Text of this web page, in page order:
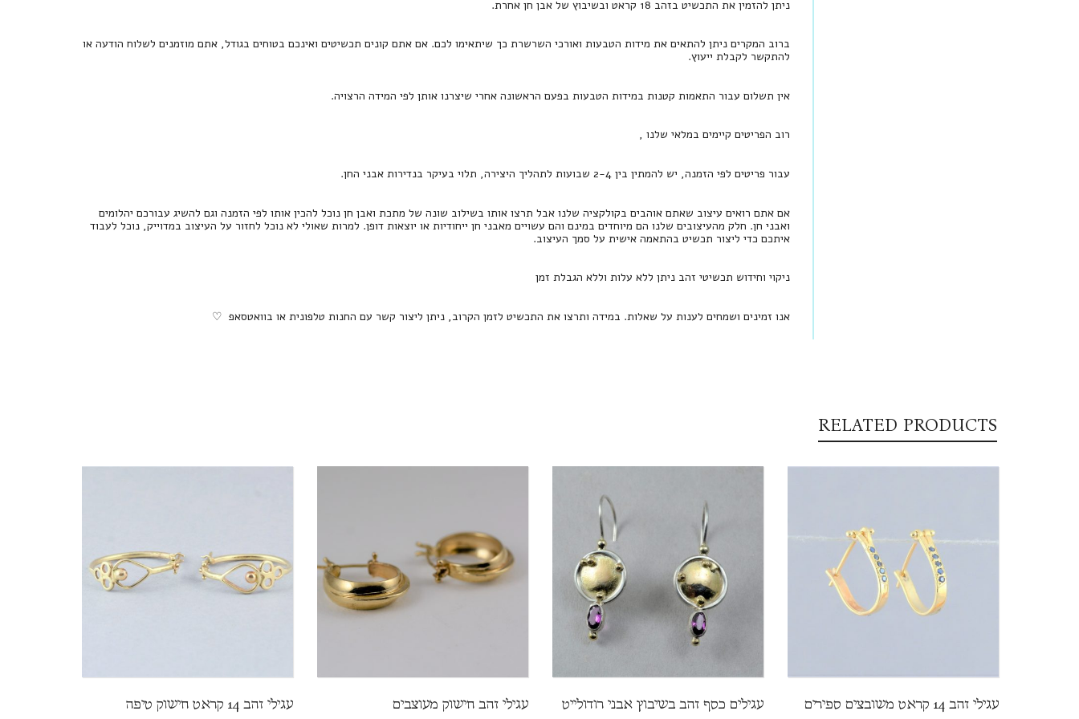
ניתן להזמין את התכשיט בזהב 18 קראט ובשיבוץ של אבן חן אחרת.
ברוב המקרים ניתן להתאים את מידות הטבעות ואורכי השרשרת כך שיתאימו לכם. אם אתם קונים תכשיטים ואינכם בטוחים בגודל, אתם מוזמנים לשלוח הודעה או
להתקשר לקבלת ייעוץ.
אין תשלום עבור התאמות קטנות במידות הטבעות בפעם הראשונה אחרי שיצרנו אותן לפי המידה הרצויה.
רוב הפריטים קיימים במלאי שלנו ,
עבור פריטים לפי הזמנה, יש להמתין בין 2-4 שבועות לתהליך היצירה, תלוי בעיקר בנדירות אבני החן.
אם אתם רואים עיצוב שאתם אוהבים בקולקציה שלנו אבל תרצו אותו בשילוב שונה של מתכת ואבן חן נוכל להכין אותו לפי הזמנה וגם להשיג עבורכם יהלומים
ואבני חן. חלק מהעיצובים שלנו הם מיוחדים במינם והם עשויים מאבני חן ייחודיות או יוצאות דופן. למרות שאולי לא נוכל לחזור על העיצוב במדוייק, נוכל לעבוד
איתכם כדי ליצור תכשיט בהתאמה אישית על סמך העיצוב.
ניקוי וחידוש תכשיטי זהב ניתן ללא עלות וללא הגבלת זמן
אנו זמינים ושמחים לענות על שאלות. במידה ותרצו את התכשיט לזמן הקרוב, ניתן ליצור קשר עם החנות טלפונית או בוואטסאפ ♡
RELATED PRODUCTS
עגילי זהב 14 קראט חישוק טיפה
עגילי זהב חישוק מעוצבים עגילים כסף זהב בשיבוץ אבני רודולייט עגילי זהב 14 קראט משובצים ספירים